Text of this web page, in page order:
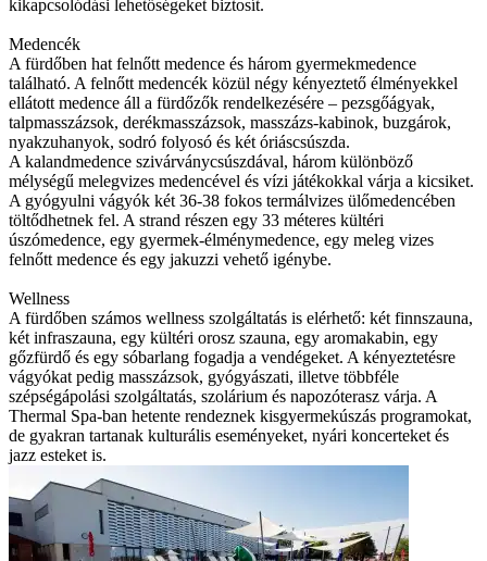
kikapcsolódási lehetőségeket biztosít.
Medencék
A fürdőben hat felnőtt medence és három gyermekmedence
található. A felnőtt medencék közül négy kényeztető élményekkel
ellátott medence áll a fürdőzők rendelkezésére – pezsgőágyak,
talpmasszázsok, derékmasszázsok, masszázs-kabinok, buzgárok,
nyakzuhanyok, sodró folyosó és két óriáscsúszda.
A kalandmedence szivárványcsúszdával, három különböző
mélységű melegvizes medencével és vízi játékokkal várja a kicsiket.
A gyógyulni vágyók két 36-38 fokos termálvizes ülőmedencében
töltődhetnek fel. A strand részen egy 33 méteres kültéri
úszómedence, egy gyermek-élménymedence, egy meleg vizes
felnőtt medence és egy jakuzzi vehető igénybe.
Wellness
A fürdőben számos wellness szolgáltatás is elérhető: két finnszauna,
két infraszauna, egy kültéri orosz szauna, egy aromakabin, egy
gőzfürdő és egy sóbarlang fogadja a vendégeket. A kényeztetésre
vágyókat pedig masszázsok, gyógyászati, illetve többféle
szépségápolási szolgáltatás, szolárium és napozóterasz várja. A
Thermal Spa-ban hetente rendeznek kisgyermekúszás programokat,
de gyakran tartanak kulturális eseményeket, nyári koncerteket és
jazz esteket is.